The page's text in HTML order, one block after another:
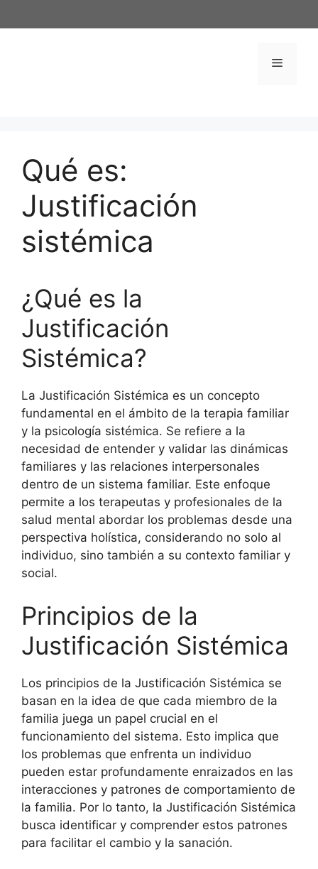
al
Menú
Qué es:
Justificación
sistémica
¿Qué es la
Justificación
Sistémica?
La Justificación Sistémica es un concepto
fundamental en el ámbito de la terapia familiar
y la psicología sistémica. Se refiere a la
necesidad de entender y validar las dinámicas
familiares y las relaciones interpersonales
dentro de un sistema familiar. Este enfoque
permite a los terapeutas y profesionales de la
salud mental abordar los problemas desde una
perspectiva holística, considerando no solo al
individuo, sino también a su contexto familiar y
social.
Principios de la
Justificación Sistémica
Los principios de la Justificación Sistémica se
basan en la idea de que cada miembro de la
familia juega un papel crucial en el
funcionamiento del sistema. Esto implica que
los problemas que enfrenta un individuo
pueden estar profundamente enraizados en las
interacciones y patrones de comportamiento de
la familia. Por lo tanto, la Justificación Sistémica
busca identificar y comprender estos patrones
para facilitar el cambio y la sanación.